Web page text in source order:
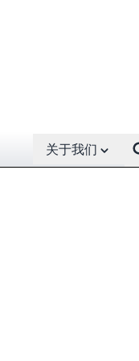
Open About menu
关于我们